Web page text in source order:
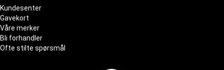
Kundesenter
Gavekort
Våre merker
Bli forhandler
Ofte stilte spørsmål